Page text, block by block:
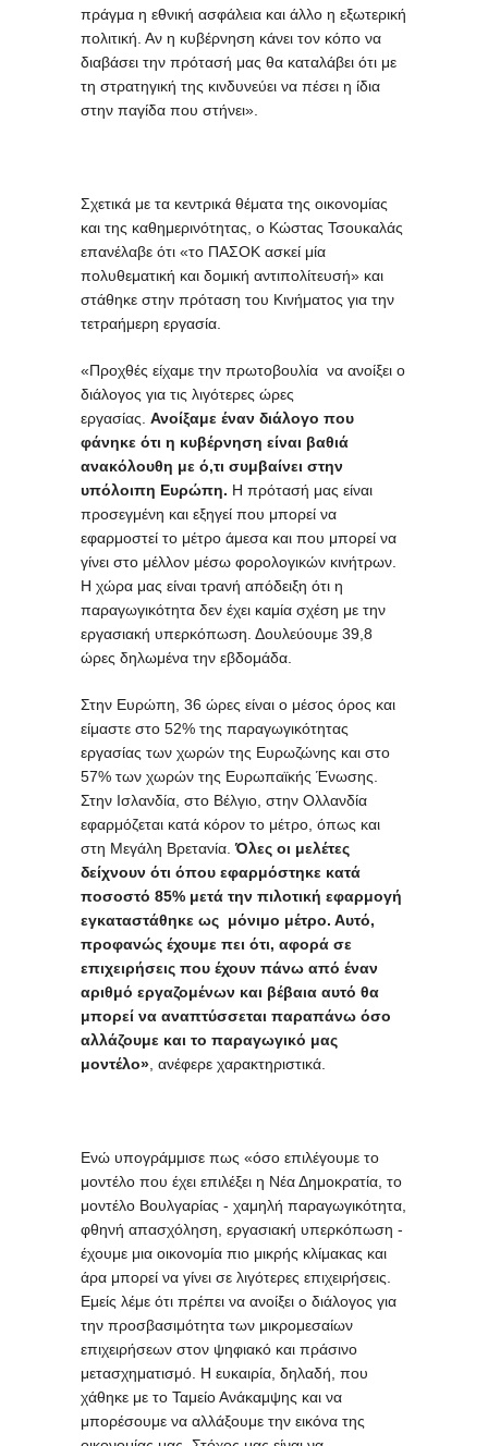
πράγμα η εθνική ασφάλεια και άλλο η εξωτερική
πολιτική. Αν η κυβέρνηση κάνει τον κόπο να
διαβάσει την πρότασή μας θα καταλάβει ότι με
τη στρατηγική της κινδυνεύει να πέσει η ίδια
στην παγίδα που στήνει».
Σχετικά με τα κεντρικά θέματα της οικονομίας
και της καθημερινότητας, ο Κώστας Τσουκαλάς
επανέλαβε ότι «το ΠΑΣΟΚ ασκεί μία
πολυθεματική και δομική αντιπολίτευσή» και
στάθηκε στην πρόταση του Κινήματος για την
τετραήμερη εργασία.
«Προχθές είχαμε την πρωτοβουλία να ανοίξει ο
διάλογος για τις λιγότερες ώρες
εργασίας. Ανοίξαμε έναν διάλογο που
φάνηκε ότι η κυβέρνηση είναι βαθιά
ανακόλουθη με ό,τι συμβαίνει στην
υπόλοιπη Ευρώπη. Η πρότασή μας είναι
προσεγμένη και εξηγεί που μπορεί να
εφαρμοστεί το μέτρο άμεσα και που μπορεί να
γίνει στο μέλλον μέσω φορολογικών κινήτρων.
Η χώρα μας είναι τρανή απόδειξη ότι η
παραγωγικότητα δεν έχει καμία σχέση με την
εργασιακή υπερκόπωση. Δουλεύουμε 39,8
ώρες δηλωμένα την εβδομάδα.
Στην Ευρώπη, 36 ώρες είναι ο μέσος όρος και
είμαστε στο 52% της παραγωγικότητας
εργασίας των χωρών της Ευρωζώνης και στο
57% των χωρών της Ευρωπαϊκής Ένωσης.
Στην Ισλανδία, στο Βέλγιο, στην Ολλανδία
εφαρμόζεται κατά κόρον το μέτρο, όπως και
στη Μεγάλη Βρετανία.Όλες οι μελέτες
δείχνουν ότι όπου εφαρμόστηκε κατά
ποσοστό 85% μετά την πιλοτική εφαρμογή
εγκαταστάθηκε ως μόνιμο μέτρο. Αυτό,
προφανώς έχουμε πει ότι, αφορά σε
επιχειρήσεις που έχουν πάνω από έναν
αριθμό εργαζομένων και βέβαια αυτό θα
μπορεί να αναπτύσσεται παραπάνω όσο
αλλάζουμε και το παραγωγικό μας
μοντέλο» , ανέφερε χαρακτηριστικά.
Ενώ υπογράμμισε πως «όσο επιλέγουμε το
μοντέλο που έχει επιλέξει η Νέα Δημοκρατία, το
μοντέλο Βουλγαρίας - χαμηλή παραγωγικότητα,
φθηνή απασχόληση, εργασιακή υπερκόπωση -
έχουμε μια οικονομία πιο μικρής κλίμακας και
άρα μπορεί να γίνει σε λιγότερες επιχειρήσεις.
Εμείς λέμε ότι πρέπει να ανοίξει ο διάλογος για
την προσβασιμότητα των μικρομεσαίων
επιχειρήσεων στον ψηφιακό και πράσινο
μετασχηματισμό. Η ευκαιρία, δηλαδή, που
χάθηκε με το Ταμείο Ανάκαμψης και να
μπορέσουμε να αλλάξουμε την εικόνα της